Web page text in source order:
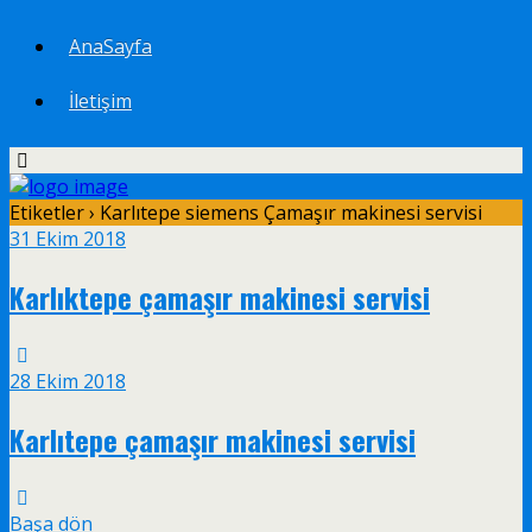
AnaSayfa
İletişim
Etiketler › Karlıtepe siemens Çamaşır makinesi servisi
31 Ekim 2018
Karlıktepe çamaşır makinesi servisi
28 Ekim 2018
Karlıtepe çamaşır makinesi servisi
Başa dön